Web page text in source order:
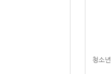
청소년